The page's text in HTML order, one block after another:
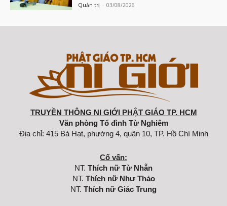
Quản trị - 03/08/2026
TRUYỀN THÔNG NI GIỚI PHẬT GIÁO TP. HCM
Văn phòng Tổ đình Từ Nghiêm
Địa chỉ: 415 Bà Hạt, phường 4, quận 10, TP. Hồ Chí Minh
Cố vấn:
NT. Thích nữ Từ Nhẫn
NT. Thích nữ Như Thảo
NT. Thích nữ Giác Trung